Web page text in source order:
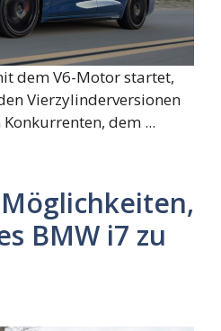
dem V6-Motor startet,
Vierzylinderversionen
dem ...
BMW i7 zu